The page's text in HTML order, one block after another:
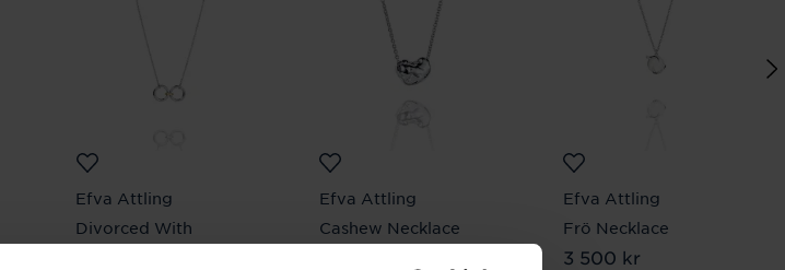
Efva Attling
Divorced With
Efva Attling
Cashew Necklace
Efva Attling
Frö Necklace
Pris:3 500 kr
3 500 kr